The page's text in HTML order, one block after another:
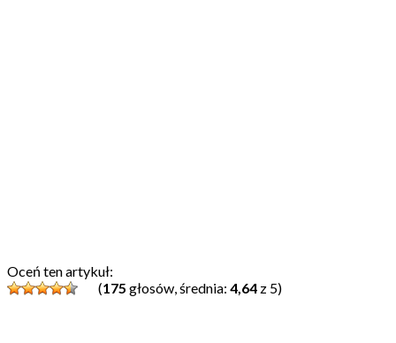
Oceń ten artykuł:
(175 głosów, średnia: 4,64 z 5)